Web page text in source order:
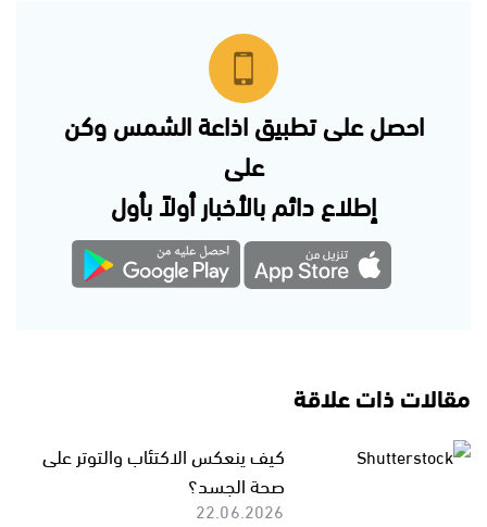
احصل على تطبيق اذاعة الشمس وكن
على
إطلاع دائم بالأخبار أولاً بأول
مقالات ذات علاقة
كيف ينعكس الاكتئاب والتوتر على
صحة الجسد؟
22.06.2026